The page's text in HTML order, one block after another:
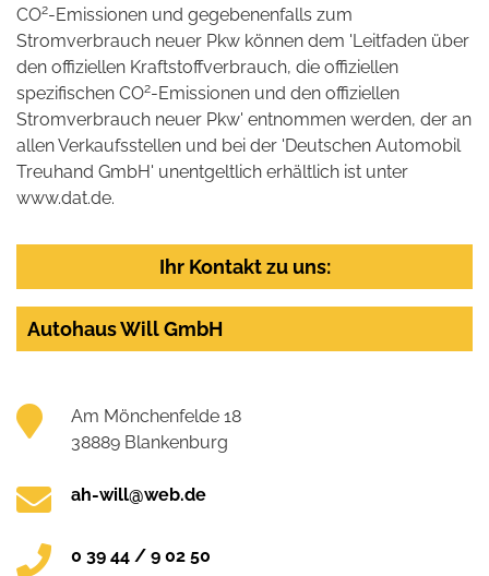
CO2-Emissionen und gegebenenfalls zum
Stromverbrauch neuer Pkw können dem 'Leitfaden über
den offiziellen Kraftstoffverbrauch, die offiziellen
spezifischen CO2-Emissionen und den offiziellen
Stromverbrauch neuer Pkw' entnommen werden, der an
allen Verkaufsstellen und bei der 'Deutschen Automobil
Treuhand GmbH' unentgeltlich erhältlich ist unter
www.dat.de.
Ihr Kontakt zu uns:
Autohaus Will GmbH
Am Mönchenfelde 18
38889 Blankenburg
ah-will@web.de
0 39 44 / 9 02 50